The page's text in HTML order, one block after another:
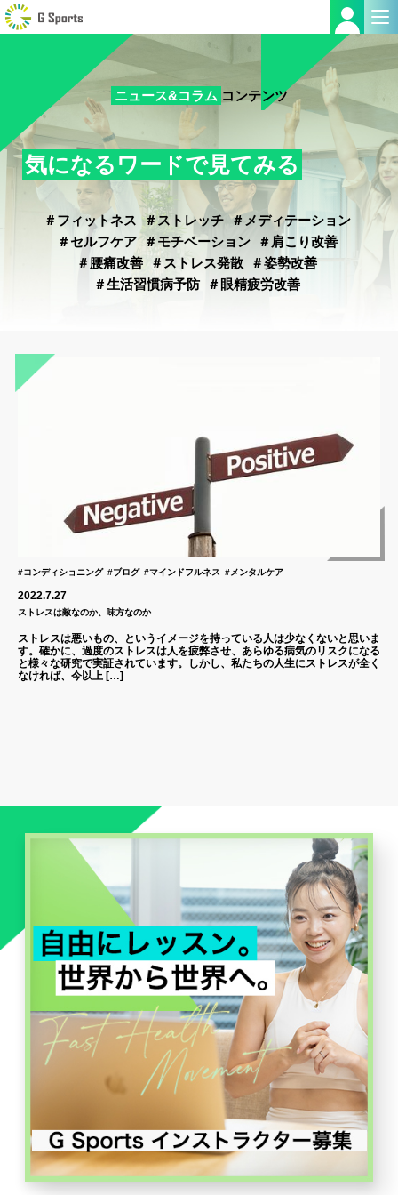
ニュース&コラム コンテンツ
気になるワードで見てみる
＃フィットネス ＃ストレッチ ＃メディテーション
＃セルフケア ＃モチベーション
＃肩こり改善
＃腰痛改善
＃ストレス発散
＃姿勢改善
＃生活習慣病予防
＃眼精疲労改善
#コンディショニング #ブログ #マインドフルネス #メンタルケア
2022.7.27
ストレスは敵なのか、味方なのか
ストレスは悪いもの、というイメージを持っている人は少なくないと思いま
す。確かに、過度のストレスは人を疲弊させ、あらゆる病気のリスクになる
と様々な研究で実証されています。しかし、私たちの人生にストレスが全く
なければ、今以上 […]